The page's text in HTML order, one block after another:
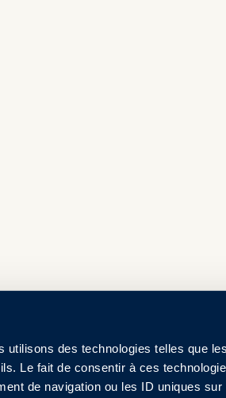
utilisons des technologies telles que
Le fait de consentir à ces
de navigation ou les ID uniques